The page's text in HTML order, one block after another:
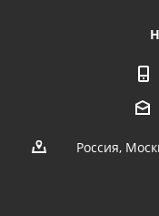
Россия,